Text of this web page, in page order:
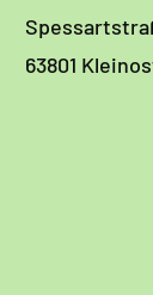
63801